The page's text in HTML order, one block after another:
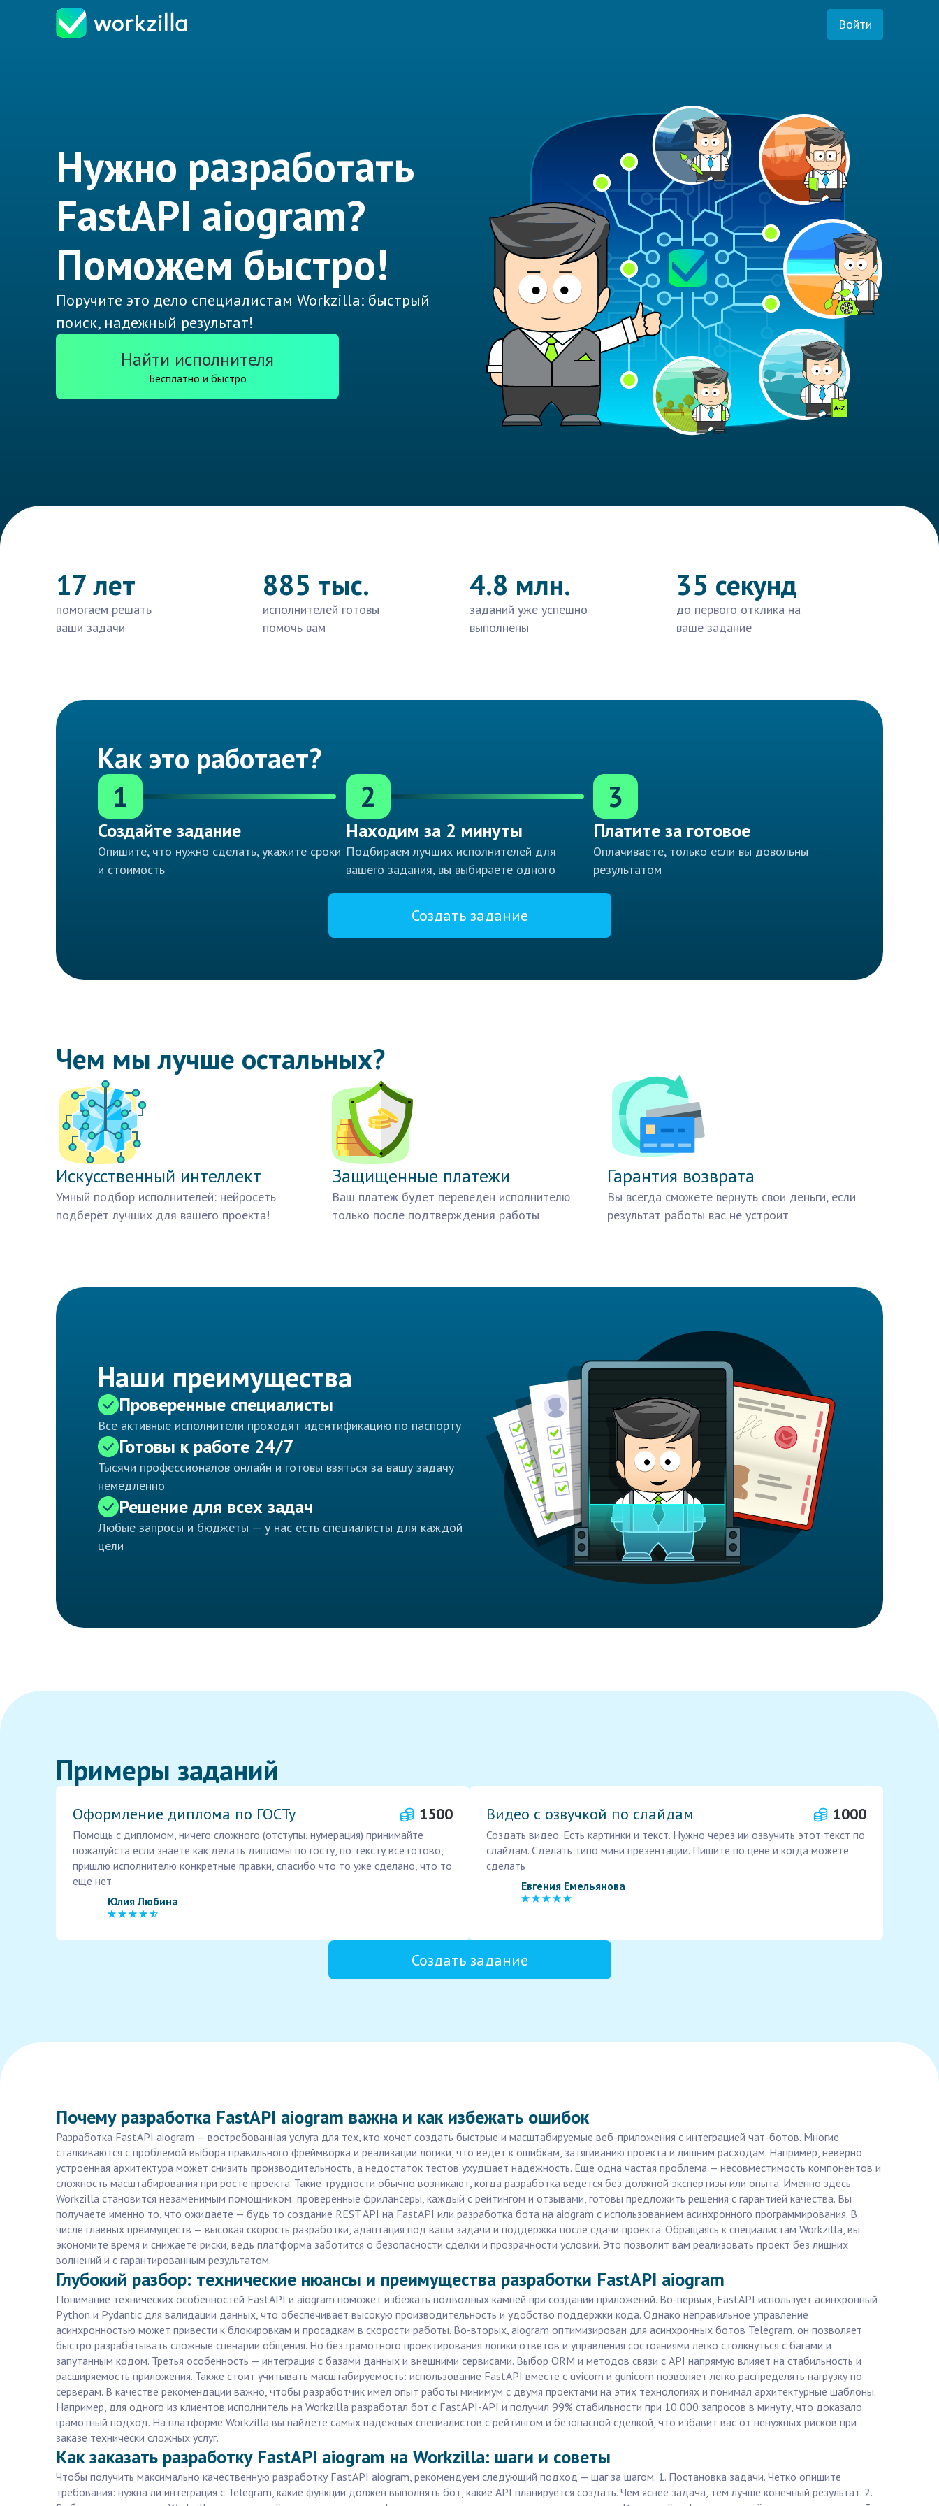
Войти
Нужно разработать
FastAPI aiogram?
Поможем быстро!
Поручите это дело специалистам Workzilla: быстрый
поиск, надежный результат!
Найти исполнителя
Бесплатно и быстро
17 лет
помогаем решать
ваши задачи
885 тыс.
исполнителей готовы
помочь вам
4.8 млн.
заданий уже успешно
выполнены
35 секунд
до первого отклика на
ваше задание
Как это работает?
1
Создайте задание
Опишите, что нужно сделать, укажите сроки
и стоимость
2
Находим за 2 минуты
Подбираем лучших исполнителей для
вашего задания, вы выбираете одного
3
Платите за готовое
Оплачиваете, только если вы довольны
результатом
Создать задание
Чем мы лучше остальных?
Искусственный интеллект
Умный подбор исполнителей: нейросеть
подберёт лучших для вашего проекта!
Защищенные платежи
Ваш платеж будет переведен исполнителю
только после подтверждения работы
Гарантия возврата
Вы всегда сможете вернуть свои деньги, если
результат работы вас не устроит
Наши преимущества
Проверенные специалисты
Все активные исполнители проходят идентификацию по паспорту
Готовы к работе 24/7
Тысячи профессионалов онлайн и готовы взяться за вашу задачу
немедленно
Решение для всех задач
Любые запросы и бюджеты — у нас есть специалисты для каждой
цели
Примеры заданий
Оформление диплома по ГОСТу 1500
Помощь с дипломом, ничего сложного (отступы, нумерация) принимайте
пожалуйста если знаете как делать дипломы по госту, по тексту все готово,
пришлю исполнителю конкретные правки, спасибо что то уже сделано, что то
еще нет
Юлия Любина
Видео с озвучкой по слайдам 1000
Создать видео. Есть картинки и текст. Нужно через ии озвучить этот текст по
слайдам. Сделать типо мини презентации. Пишите по цене и когда можете
сделать
Евгения Емельянова
Создать задание
Почему разработка FastAPI aiogram важна и как избежать ошибок
Разработка FastAPI aiogram — востребованная услуга для тех, кто хочет создать быстрые и масштабируемые веб-приложения с интеграцией чат-ботов. Многие
сталкиваются с проблемой выбора правильного фреймворка и реализации логики, что ведет к ошибкам, затягиванию проекта и лишним расходам. Например, неверно
устроенная архитектура может снизить производительность, а недостаток тестов ухудшает надежность. Еще одна частая проблема — несовместимость компонентов и
сложность масштабирования при росте проекта. Такие трудности обычно возникают, когда разработка ведется без должной экспертизы или опыта. Именно здесь
Workzilla становится незаменимым помощником: проверенные фрилансеры, каждый с рейтингом и отзывами, готовы предложить решения с гарантией качества. Вы
получаете именно то, что ожидаете — будь то создание REST API на FastAPI или разработка бота на aiogram с использованием асинхронного программирования. В
числе главных преимуществ — высокая скорость разработки, адаптация под ваши задачи и поддержка после сдачи проекта. Обращаясь к специалистам Workzilla, вы
экономите время и снижаете риски, ведь платформа заботится о безопасности сделки и прозрачности условий. Это позволит вам реализовать проект без лишних
волнений и с гарантированным результатом.
Глубокий разбор: технические нюансы и преимущества разработки FastAPI aiogram
Понимание технических особенностей FastAPI и aiogram поможет избежать подводных камней при создании приложений. Во-первых, FastAPI использует асинхронный
Python и Pydantic для валидации данных, что обеспечивает высокую производительность и удобство поддержки кода. Однако неправильное управление
асинхронностью может привести к блокировкам и просадкам в скорости работы. Во-вторых, aiogram оптимизирован для асинхронных ботов Telegram, он позволяет
быстро разрабатывать сложные сценарии общения. Но без грамотного проектирования логики ответов и управления состояниями легко столкнуться с багами и
запутанным кодом. Третья особенность — интеграция с базами данных и внешними сервисами. Выбор ORM и методов связи с API напрямую влияет на стабильность и
расширяемость приложения. Также стоит учитывать масштабируемость: использование FastAPI вместе с uvicorn и gunicorn позволяет легко распределять нагрузку по
серверам. В качестве рекомендации важно, чтобы разработчик имел опыт работы минимум с двумя проектами на этих технологиях и понимал архитектурные шаблоны.
Например, для одного из клиентов исполнитель на Workzilla разработал бот с FastAPI-API и получил 99% стабильности при 10 000 запросов в минуту, что доказало
грамотный подход. На платформе Workzilla вы найдете самых надежных специалистов с рейтингом и безопасной сделкой, что избавит вас от ненужных рисков при
заказе технически сложных услуг.
Как заказать разработку FastAPI aiogram на Workzilla: шаги и советы
Чтобы получить максимально качественную разработку FastAPI aiogram, рекомендуем следующий подход — шаг за шагом. 1. Постановка задачи. Четко опишите
требования: нужна ли интеграция с Telegram, какие функции должен выполнять бот, какие API планируется создать. Чем яснее задача, тем лучше конечный результат. 2.